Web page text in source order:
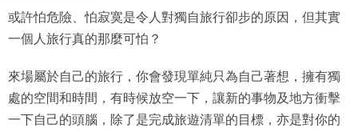
或許怕危險、怕寂寞是令人對獨自旅行卻步的原因，但其實
一個人旅行真的那麼可怕？
來場屬於自己的旅行，你會發現單純只為自己著想，擁有獨
處的空間和時間，有時候放空一下，讓新的事物及地方衝擊
一下自己的頭腦，除了是完成旅遊清單的目標，亦是對你的